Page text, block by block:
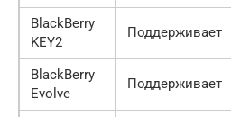
BlackBerry
KEY2
Поддерживает
BlackBerry
Evolve
Поддерживает